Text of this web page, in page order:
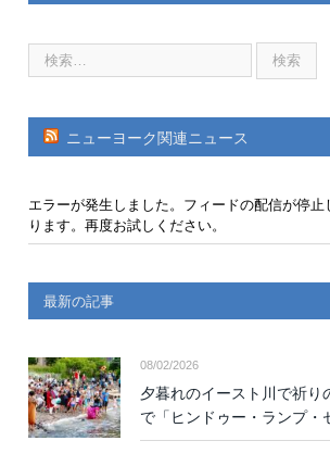
ニューヨーク関連ニュース
エラーが発生しました。フィードの配信が停止
ります。再度お試しください。
最新の記事
08/02/2026
夕暮れのイースト川で祈り
で「ヒンドゥー・ランプ・